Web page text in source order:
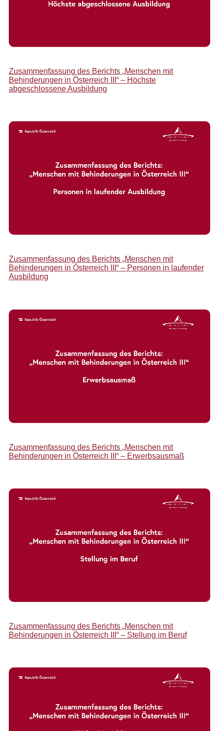
Zusammenfassung des Berichts „Menschen mit
Behinderungen in Österreich III“ – Höchste
abgeschlossene Ausbildung
Zusammenfassung des Berichts „Menschen mit
Behinderungen in Österreich III“ – Personen in laufender
Ausbildung
Zusammenfassung des Berichts „Menschen mit
Behinderungen in Österreich III“ – Erwerbsausmaß
Zusammenfassung des Berichts „Menschen mit
Behinderungen in Österreich III“ – Stellung im Beruf